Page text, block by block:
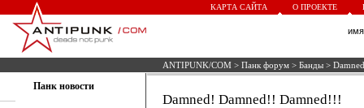
КАРТА САЙТА О ПРОЕКТЕ
ANTIPUNK/COM > Панк форум > Банды >
Панк новости
Damned! Damned!! Damned!!!